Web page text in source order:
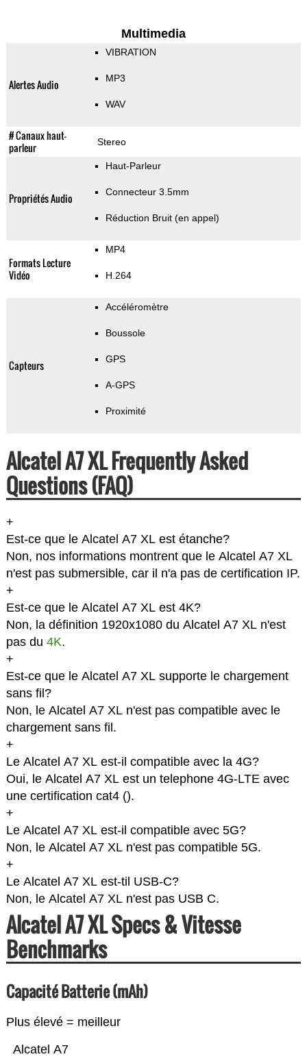
Multimedia
Alertes Audio
VIBRATION
MP3
WAV
# Canaux haut-
parleur
Stereo
Propriétés Audio
Haut-Parleur
Connecteur 3.5mm
Réduction Bruit (en appel)
Formats Lecture
Vidéo
MP4
H.264
Capteurs
Accéléromètre
Boussole
GPS
A-GPS
Proximité
Alcatel A7 XL Frequently Asked
Questions (FAQ)
+
Est-ce que le Alcatel A7 XL est étanche?
Non, nos informations montrent que le Alcatel A7 XL
n'est pas submersible, car il n'a pas de certification IP.
+
Est-ce que le Alcatel A7 XL est 4K?
Non, la définition 1920x1080 du Alcatel A7 XL n'est
pas du 4K.
+
Est-ce que le Alcatel A7 XL supporte le chargement
sans fil?
Non, le Alcatel A7 XL n'est pas compatible avec le
chargement sans fil.
+
Le Alcatel A7 XL est-il compatible avec la 4G?
Oui, le Alcatel A7 XL est un telephone 4G-LTE avec
une certification cat4 ().
+
Le Alcatel A7 XL est-il compatible avec 5G?
Non, le Alcatel A7 XL n'est pas compatible 5G.
+
Le Alcatel A7 XL est-til USB-C?
Non, le Alcatel A7 XL n'est pas USB C.
Alcatel A7 XL Specs & Vitesse
Benchmarks
Capacité Batterie (mAh)
Plus élevé = meilleur
Alcatel A7